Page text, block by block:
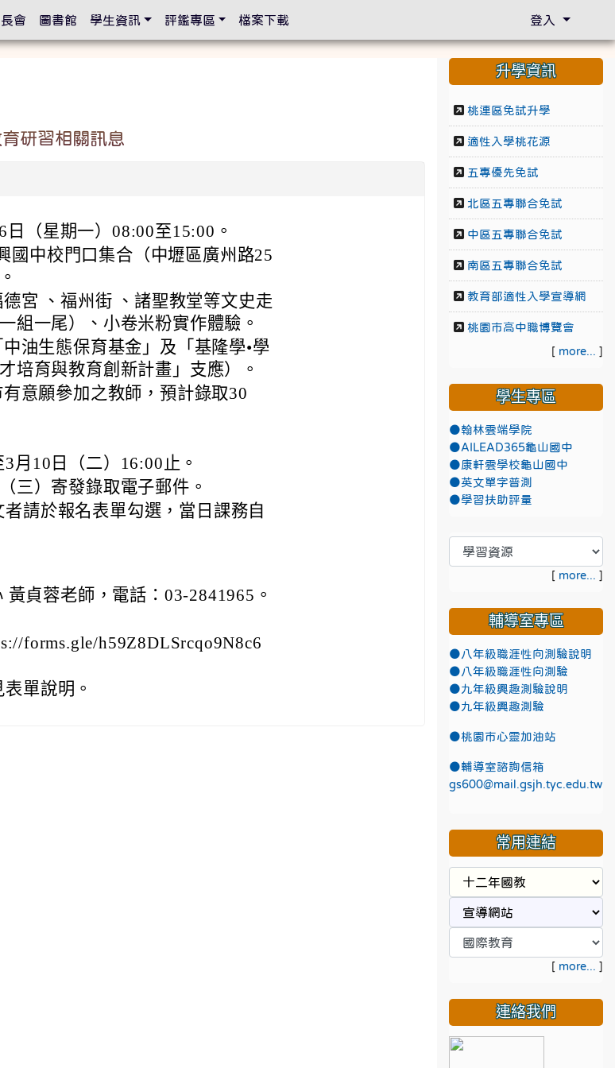
研習相關訊息
（星期一）08:00至15:00。
國中校門口集合（中壢區廣州路25
宮 、福州街 、諸聖教堂等文史走
組一尾）、小卷米粉實作體驗。
油生態保育基金」及「基隆學•學
培育與教育創新計畫」支應）。
意願參加之教師，預計錄取30
月10日（二）16:00止。
三）寄發錄取電子郵件。
請於報名表單勾選，當日課務自
貞蓉老師，電話：03-2841965。
forms.gle/h59Z8DLSrcqo9N8c6
單說明。
升學資訊
桃連區免試升學
適性入學桃花源
五專優先免試
北區五專聯合免試
中區五專聯合免試
南區五專聯合免試
教育部適性入學宣導網
桃園市高中職博覽會
[ more... ]
學生專區
●翰林雲端學院
●AILEAD365龜山國中
●康軒雲學校龜山國中
●英文單字普測
●學習扶助評量
[ more... ]
輔導室專區
●八年級職涯性向測驗說明
●八年級職涯性向測驗
●九年級興趣測驗說明
●九年級興趣測驗
●桃園市心靈加油站
●輔導室諮詢信箱
gs600@mail.gsjh.tyc.edu.tw
常用連結
[ more... ]
連絡我們
會 圖書館 學生資訊 評鑑專區 檔案下載 登入